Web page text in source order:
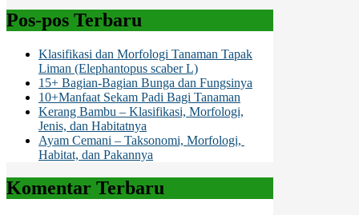
Pos-pos Terbaru
Klasifikasi dan Morfologi Tanaman Tapak
Liman (Elephantopus scaber L)
15+ Bagian-Bagian Bunga dan Fungsinya
10+Manfaat Sekam Padi Bagi Tanaman
Kerang Bambu – Klasifikasi, Morfologi,
Jenis, dan Habitatnya
Ayam Cemani – Taksonomi, Morfologi,
Habitat, dan Pakannya
Komentar Terbaru